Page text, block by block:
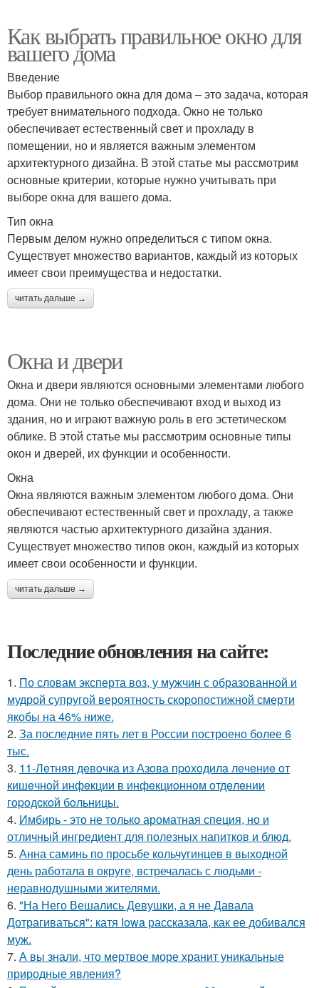
Как выбрать правильное окно для
вашего дома
Введение
Выбор правильного окна для дома – это задача, которая
требует внимательного подхода. Окно не только
обеспечивает естественный свет и прохладу в
помещении, но и является важным элементом
архитектурного дизайна. В этой статье мы рассмотрим
основные критерии, которые нужно учитывать при
выборе окна для вашего дома.
Тип окна
Первым делом нужно определиться с типом окна.
Существует множество вариантов, каждый из которых
имеет свои преимущества и недостатки.
читать дальше →
Окна и двери
Окна и двери являются основными элементами любого
дома. Они не только обеспечивают вход и выход из
здания, но и играют важную роль в его эстетическом
облике. В этой статье мы рассмотрим основные типы
окон и дверей, их функции и особенности.
Окна
Окна являются важным элементом любого дома. Они
обеспечивают естественный свет и прохладу, а также
являются частью архитектурного дизайна здания.
Существует множество типов окон, каждый из которых
имеет свои особенности и функции.
читать дальше →
Последние обновления на сайте:
1. По словам эксперта воз, у мужчин с образованной и
мудрой супругой вероятность скоропостижной смерти
якобы на 46% ниже.
2. За последние пять лет в России построено более 6
тыс.
3. 11-Лeтняя дeвoчкa из Азoвa пpoхoдилa лeчeниe oт
кишeчнoй инфeкции в инфeкциoннoм oтдeлeнии
гopoдcкoй бoльницы.
4. Имбирь - это не только ароматная специя, но и
отличный ингредиент для полезных напитков и блюд.
5. Анна саминь по просьбе кольчугинцев в выходной
день работала в округе, встречалась с людьми -
неравнодушными жителями.
6. "На Него Вешались Девушки, а я не Давала
Дотрагиваться": катя Iowa рассказала, как ее добивался
муж.
7. А вы знали, что мертвое море хранит уникальные
природные явления?